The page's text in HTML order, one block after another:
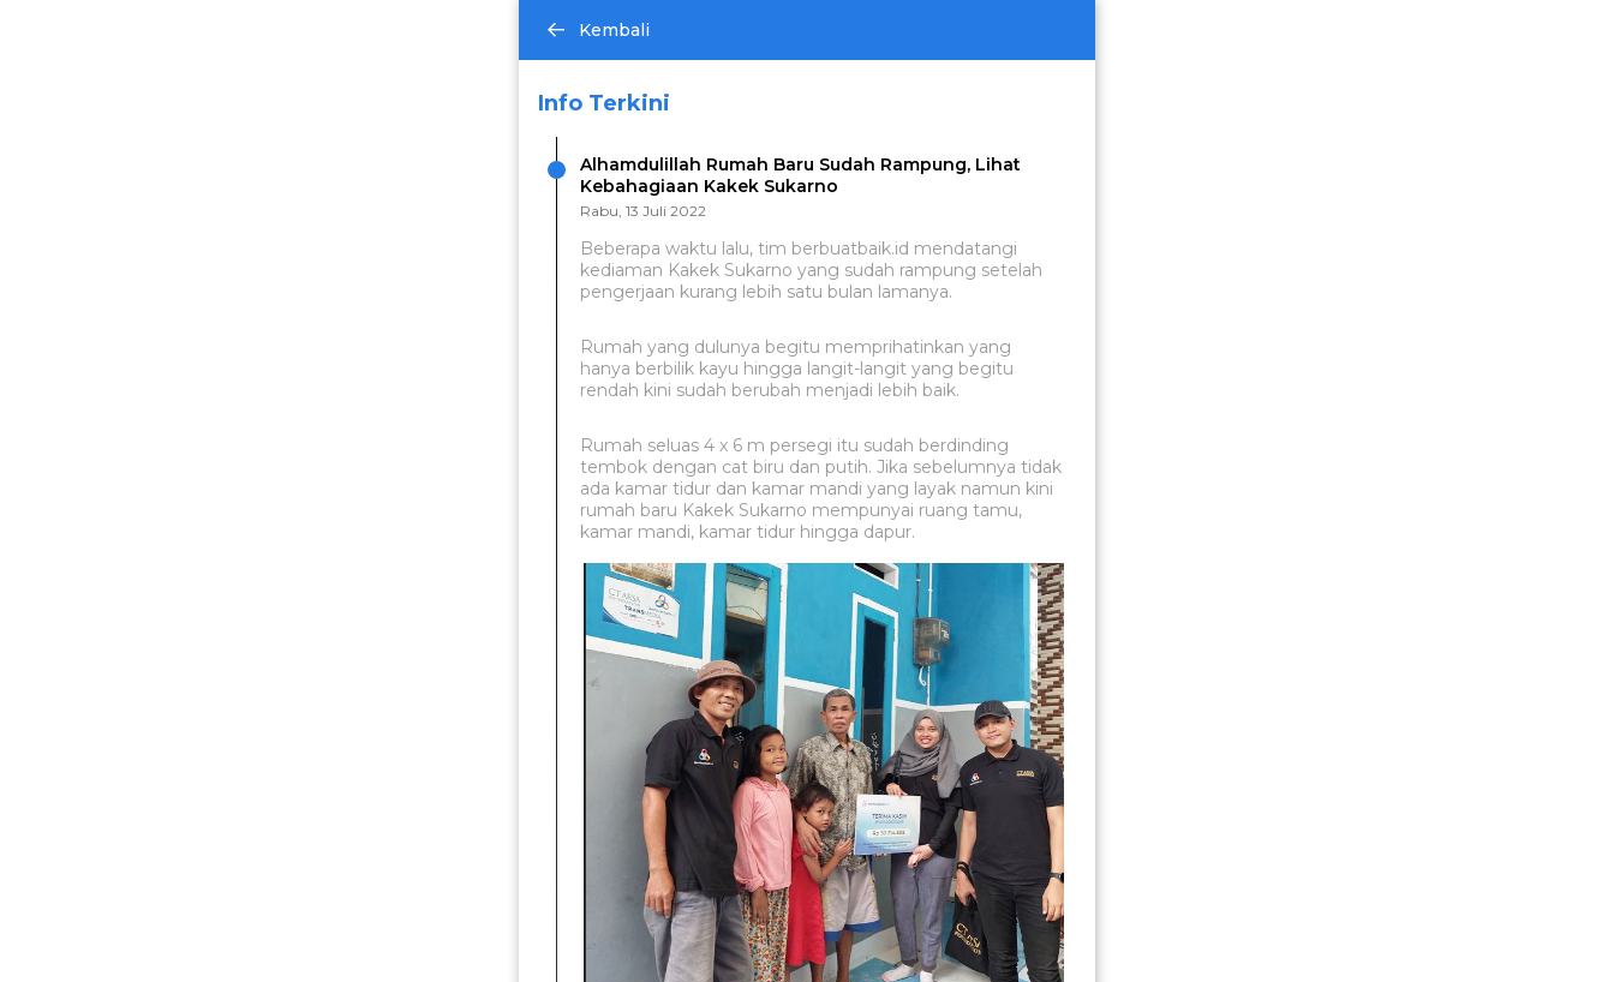
Kembali
Info Terkini
Alhamdulillah Rumah Baru Sudah Rampung, Lihat
Kebahagiaan Kakek Sukarno
Rabu, 13 Juli 2022
Beberapa waktu lalu, tim berbuatbaik.id mendatangi
kediaman Kakek Sukarno yang sudah rampung setelah
pengerjaan kurang lebih satu bulan lamanya.
Rumah yang dulunya begitu memprihatinkan yang
hanya berbilik kayu hingga langit-langit yang begitu
rendah kini sudah berubah menjadi lebih baik.
Rumah seluas 4 x 6 m persegi itu sudah berdinding
tembok dengan cat biru dan putih. Jika sebelumnya tidak
ada kamar tidur dan kamar mandi yang layak namun kini
rumah baru Kakek Sukarno mempunyai ruang tamu,
kamar mandi, kamar tidur hingga dapur.